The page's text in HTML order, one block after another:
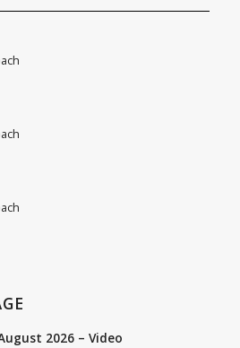
2026 – Video